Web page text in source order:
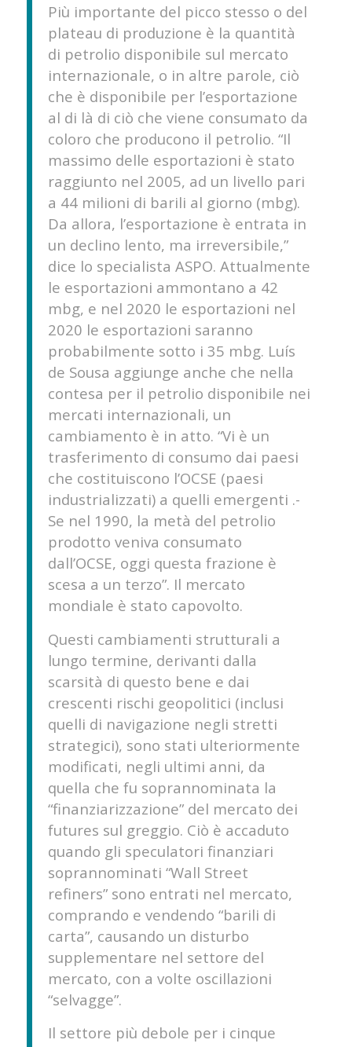
Più importante del picco stesso o del
plateau di produzione è la quantità
di petrolio disponibile sul mercato
internazionale, o in altre parole, ciò
che è disponibile per l’esportazione
al di là di ciò che viene consumato da
coloro che producono il petrolio. “Il
massimo delle esportazioni è stato
raggiunto nel 2005, ad un livello pari
a 44 milioni di barili al giorno (mbg).
Da allora, l’esportazione è entrata in
un declino lento, ma irreversibile,”
dice lo specialista ASPO. Attualmente
le esportazioni ammontano a 42
mbg, e nel 2020 le esportazioni nel
2020 le esportazioni saranno
probabilmente sotto i 35 mbg. Luís
de Sousa aggiunge anche che nella
contesa per il petrolio disponibile nei
mercati internazionali, un
cambiamento è in atto. “Vi è un
trasferimento di consumo dai paesi
che costituiscono l’OCSE (paesi
industrializzati) a quelli emergenti .-
Se nel 1990, la metà del petrolio
prodotto veniva consumato
dall’OCSE, oggi questa frazione è
scesa a un terzo”. Il mercato
mondiale è stato capovolto.
Questi cambiamenti strutturali a
lungo termine, derivanti dalla
scarsità di questo bene e dai
crescenti rischi geopolitici (inclusi
quelli di navigazione negli stretti
strategici), sono stati ulteriormente
modificati, negli ultimi anni, da
quella che fu soprannominata la
“finanziarizzazione” del mercato dei
futures sul greggio. Ciò è accaduto
quando gli speculatori finanziari
soprannominati “Wall Street
refiners” sono entrati nel mercato,
comprando e vendendo “barili di
carta”, causando un disturbo
supplementare nel settore del
mercato, con a volte oscillazioni
“selvagge”.
Il settore più debole per i cinque